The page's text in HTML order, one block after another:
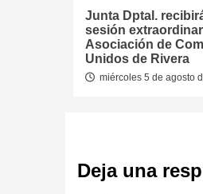
Junta Dptal.
sesión
Asociación de
Unidos de Rivera
miércoles 5 de agosto
Deja una